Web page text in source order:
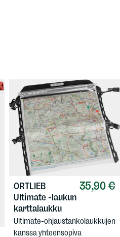
35,90 €
ORTLIEB
Ultimate -laukun
karttalaukku
Ultimate-ohjaustankolaukkujen
kanssa yhteensopiva